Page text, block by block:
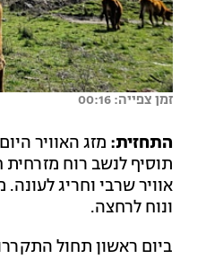
זמן צפייה: 00:16
התחזית: מזג האוויר
תוסיף לנשב רוח
אוויר שרבי וחריג
ונוח לרחצה.
ביום ראשון תחול